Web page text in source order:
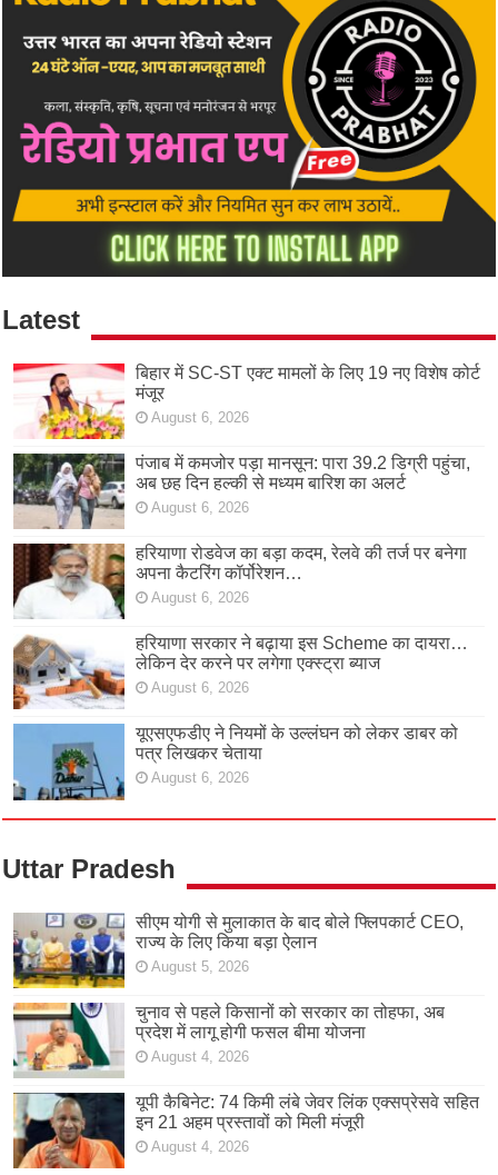
Latest
बिहार में SC-ST एक्ट मामलों के लिए 19 नए विशेष कोर्ट
मंजूर
August 6, 2026
पंजाब में कमजोर पड़ा मानसून: पारा 39.2 डिग्री पहुंचा,
अब छह दिन हल्की से मध्यम बारिश का अलर्ट
August 6, 2026
हरियाणा रोडवेज का बड़ा कदम, रेलवे की तर्ज पर बनेगा
अपना कैटरिंग कॉर्पोरेशन…
August 6, 2026
हरियाणा सरकार ने बढ़ाया इस Scheme का दायरा…
लेकिन देर करने पर लगेगा एक्स्ट्रा ब्याज
August 6, 2026
यूएसएफडीए ने नियमों के उल्लंघन को लेकर डाबर को
पत्र लिखकर चेताया
August 6, 2026
Uttar Pradesh
सीएम योगी से मुलाकात के बाद बोले फ्लिपकार्ट CEO,
राज्य के लिए किया बड़ा ऐलान
August 5, 2026
चुनाव से पहले किसानों को सरकार का तोहफा, अब
प्रदेश में लागू होगी फसल बीमा योजना
August 4, 2026
यूपी कैबिनेट: 74 किमी लंबे जेवर लिंक एक्सप्रेसवे सहित
इन 21 अहम प्रस्तावों को मिली मंजूरी
August 4, 2026